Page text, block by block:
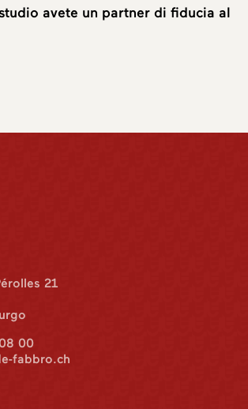
avete un partner di fiducia al
21
00
fabbro.ch